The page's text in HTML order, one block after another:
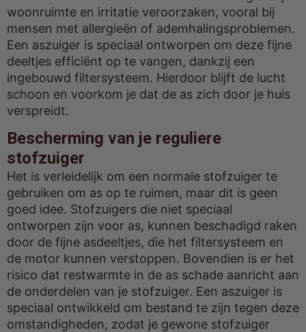
woonruimte en irritatie veroorzaken, vooral bij
mensen met allergieën of ademhalingsproblemen.
Een aszuiger is speciaal ontworpen om deze fijne
deeltjes efficiënt op te vangen, dankzij een
ingebouwd filtersysteem. Hierdoor blijft de lucht
schoon en voorkom je dat de as zich door je huis
verspreidt.
Bescherming van je reguliere
stofzuiger
Het is verleidelijk om een normale stofzuiger te
gebruiken om as op te ruimen, maar dit is geen
goed idee. Stofzuigers die niet speciaal
ontworpen zijn voor as, kunnen beschadigd raken
door de fijne asdeeltjes, die het filtersysteem en
de motor kunnen verstoppen. Bovendien is er het
risico dat restwarmte in de as schade aanricht aan
de onderdelen van je stofzuiger. Een aszuiger is
speciaal ontwikkeld om bestand te zijn tegen deze
omstandigheden, zodat je gewone stofzuiger